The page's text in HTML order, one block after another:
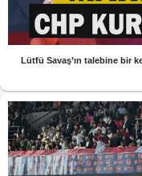
Lütfü Savaş’ın talebine bir